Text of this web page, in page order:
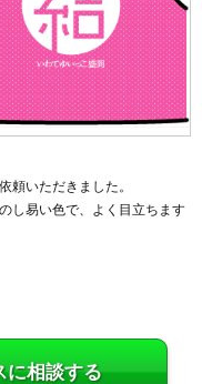
頼いただきました。
し易い色で、よく目立ちます
相談する